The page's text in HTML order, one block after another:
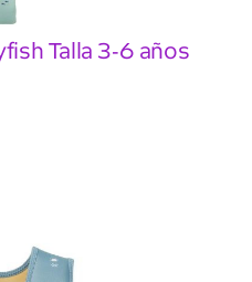
Talla 3-6 años